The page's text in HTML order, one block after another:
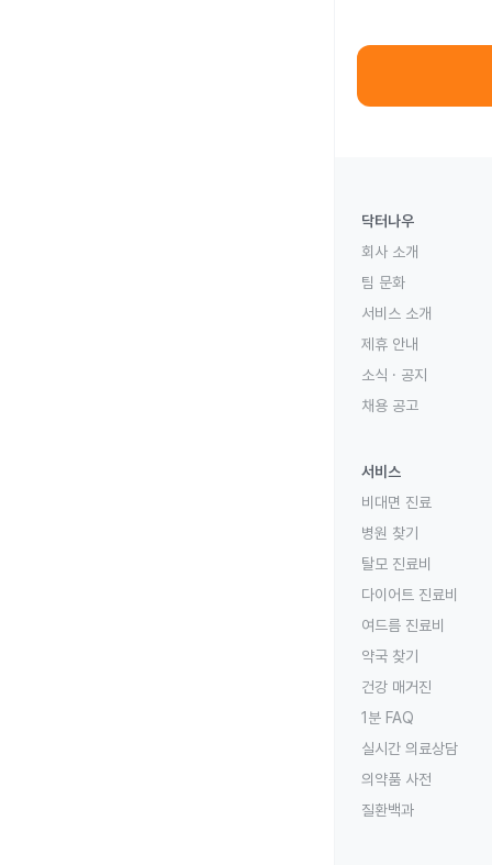
닥터나우
회사 소개
팀 문화
서비스 소개
제휴 안내
소식 · 공지
채용 공고
서비스
비대면 진료
병원 찾기
탈모 진료비
다이어트 진료비
여드름 진료비
약국 찾기
건강 매거진
1분 FAQ
실시간 의료상담
의약품 사전
질환백과